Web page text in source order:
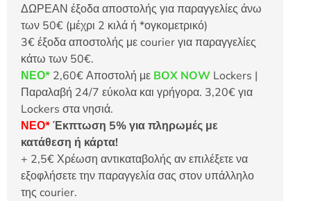
ΔΩΡΕΑΝ έξοδα αποστολής για παραγγελίες άνω
των 50€ (μέχρι 2 κιλά ή *ογκομετρικό)
3€ έξοδα αποστολής με courier για παραγγελίες
κάτω των 50€.
ΝΕΟ* 2,60€ Αποστολή με BOX NOW Lockers |
Παραλαβή 24/7 εύκολα και γρήγορα. 3,20€ για
Lockers στα νησιά.
ΝΕΟ*Έκπτωση 5% για πληρωμές με
κατάθεση ή κάρτα!
+ 2,5€ Χρέωση αντικαταβολής αν επιλέξετε να
εξοφλήσετε την παραγγελία σας στον υπάλληλο
της courier.